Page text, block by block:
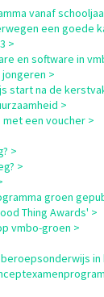
vanaf
een goede
>
en software in
>
start na de
>
een voucher >
>
>
groen
Thing Awards' >
vmbo-groen >
beroepsonderwijs